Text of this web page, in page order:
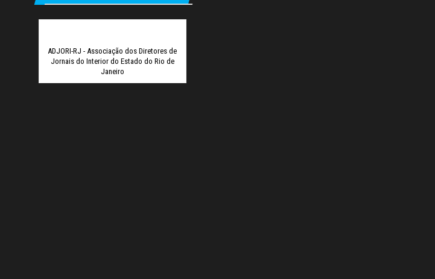
ADJORI-RJ - Associação dos Diretores de
Jornais do Interior do Estado do Rio de
Janeiro